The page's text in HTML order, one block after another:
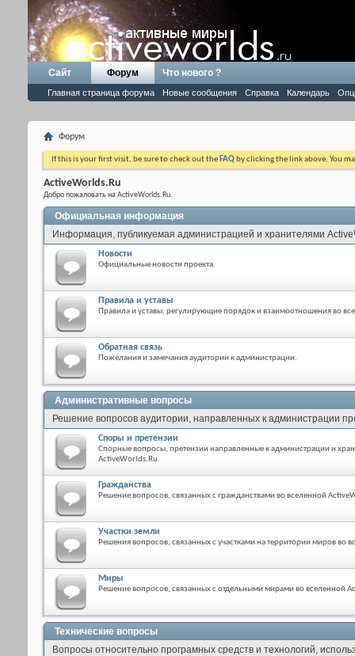
Сайт Форум
Главная страница форума Новые сообщения Справка Календарь
Что нового ?
Форум
If this is your first visit, be sure to check out the FAQ by clicking the link above. You
ActiveWorlds.Ru
Добро пожаловать на ActiveWorlds.Ru.
Официальная информация
Информация, публикуемая администрацией и хранителями
Новости
Официальные новости проекта.
Правила и уставы
Правила и уставы, регулирующие порядок и взаимоотношения во
Обратная связь
Пожелания и замечания аудитории к администрации.
Административные вопросы
Решение вопросов аудитории, направленных к администрации
Споры и претензии
Спорные вопросы, претензии направленные к администрации и
ActiveWorlds.Ru.
Гражданства
Решение вопросов, связанных с гражданствами во вселенной
Участки земли
Решения вопросов, связанных с участками на территории миров во
Миры
Решение вопросов, связанных с отдельными мирами во вселенной
Технические вопросы
Вопросы относительно програмных средств и технологий,